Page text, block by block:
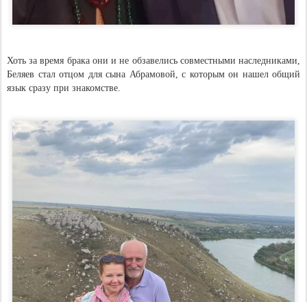
Хоть за время брака они и не обзавелись совместными наследниками,
Беляев стал отцом для сына Абрамовой, с которым он нашел общий
язык сразу при знакомстве.